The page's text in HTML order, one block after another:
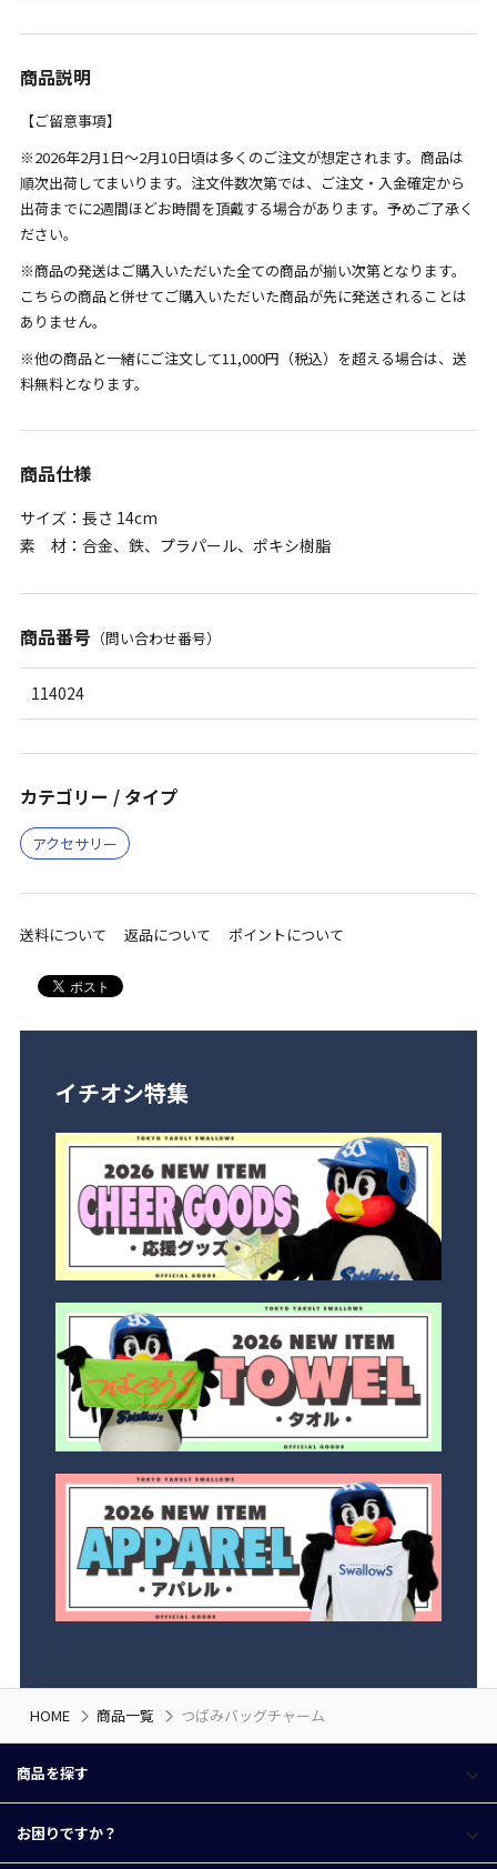
商品説明
【ご留意事項】
※2026年2月1日～2月10日頃は多くのご注文が想定されます。商品は
順次出荷してまいります。注文件数次第では、ご注文・入金確定から
出荷までに2週間ほどお時間を頂戴する場合があります。予めご了承く
ださい。
※商品の発送はご購入いただいた全ての商品が揃い次第となります。
こちらの商品と併せてご購入いただいた商品が先に発送されることは
ありません。
※他の商品と一緒にご注文して11,000円（税込）を超える場合は、送
料無料となります。
商品仕様
サイズ：長さ 14cm
素 材：合金、鉄、プラパール、ポキシ樹脂
商品番号（問い合わせ番号）
114024
カテゴリー / タイプ
アクセサリー
送料について 返品について ポイントについて
イチオシ特集
HOME 商品一覧 つばみバッグチャーム
商品を探す
お困りですか？